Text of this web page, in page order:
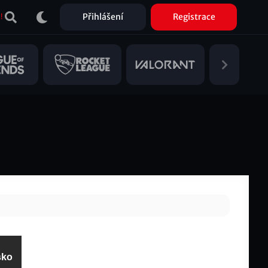
Přihlášení Registrace